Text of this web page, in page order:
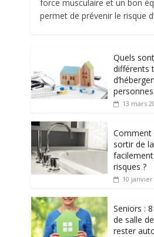
force musculaire et un bon
permet de prévenir le risque
Quels
différents
13 mars
sortir de
risques ?
10 janvier
Seniors :
de salle
rester